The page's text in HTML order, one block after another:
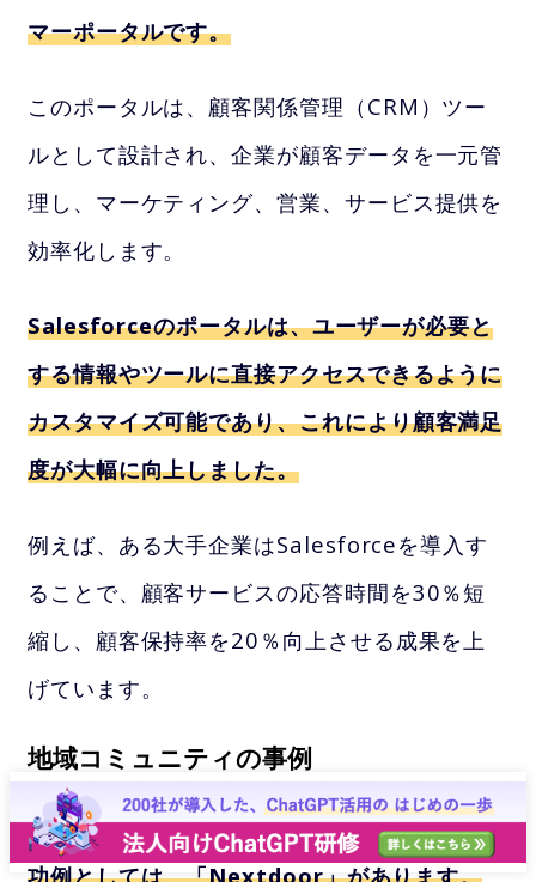
マーポータルです。
このポータルは、顧客関係管理（CRM）ツー
ルとして設計され、企業が顧客データを一元管
理し、マーケティング、営業、サービス提供を
効率化します。
Salesforceのポータルは、ユーザーが必要と
する情報やツールに直接アクセスできるように
カスタマイズ可能であり、これにより顧客満足
度が大幅に向上しました。
例えば、ある大手企業はSalesforceを導入す
ることで、顧客サービスの応答時間を30％短
縮し、顧客保持率を20％向上させる成果を上
げています。
地域コミュニティの事例
地域コミュニティにおけるポータルサイトの成
功例としては、「Nextdoor」があります。